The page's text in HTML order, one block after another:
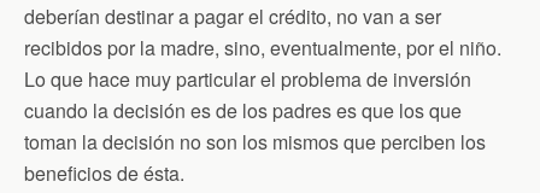
deberían destinar a pagar el crédito, no van a ser
recibidos por la madre, sino, eventualmente, por el niño.
Lo que hace muy particular el problema de inversión
cuando la decisión es de los padres es que los que
toman la decisión no son los mismos que perciben los
beneficios de ésta.